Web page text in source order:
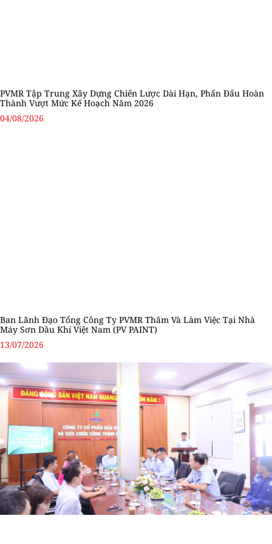
PVMR Tập Trung Xây Dựng Chiến Lược Dài Hạn, Phấn Đấu Hoàn
Thành Vượt Mức Kế Hoạch Năm 2026
04/08/2026
Ban Lãnh Đạo Tổng Công Ty PVMR Thăm Và Làm Việc Tại Nhà
Máy Sơn Dầu Khí Việt Nam (PV PAINT)
13/07/2026